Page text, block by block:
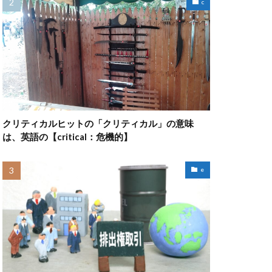
c
クリティカルヒットの「クリティカル」の意味
は、英語の【critical：危機的】
e